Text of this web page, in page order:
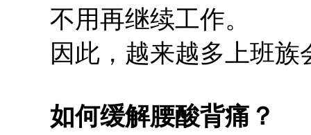
不用再继续工作。
因此，越来越多上班
如何缓解腰酸背痛？